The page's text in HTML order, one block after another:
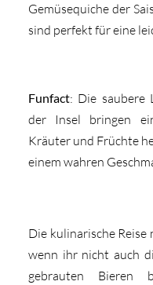
Gemüsequiche der
sind perfekt für eine
Funfact: Die saubere
der Insel bringen
Kräuter und Früchte
einem wahren
Die kulinarische
wenn ihr nicht auch
gebrauten Bieren